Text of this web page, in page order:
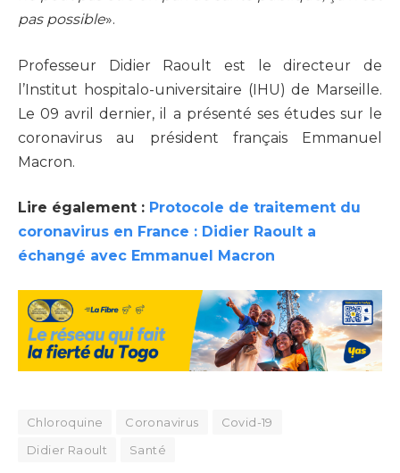
pas possible».
Professeur Didier Raoult est le directeur de
l’Institut hospitalo-universitaire (IHU) de Marseille.
Le 09 avril dernier, il a présenté ses études sur le
coronavirus au président français Emmanuel
Macron.
Lire également : Protocole de traitement du
coronavirus en France : Didier Raoult a
échangé avec Emmanuel Macron
Chloroquine Coronavirus
Covid-19
Didier Raoult
Santé